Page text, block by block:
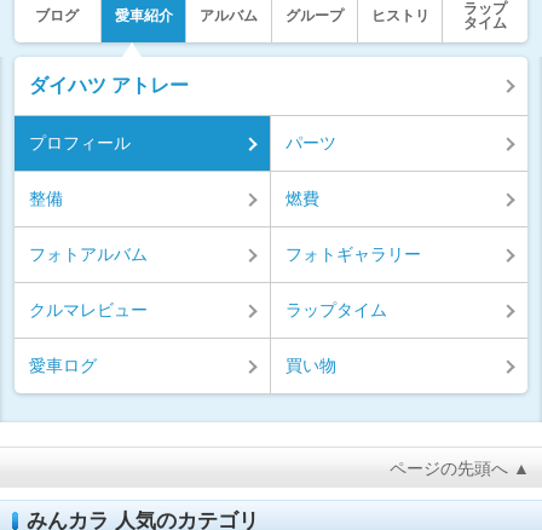
ブログ 愛車紹介 アルバム グループ ヒストリ
ラップ
タイム
ダイハツ アトレー
プロフィール パーツ
整備 燃費
フォトアルバム フォトギャラリー
クルマレビュー ラップタイム
愛車ログ 買い物
ページの先頭へ ▲
みんカラ 人気のカテゴリ